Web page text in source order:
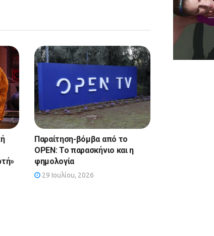
Παραίτηση-βόμβα από το
OPEN: Το παρασκήνιο και η
φημολογία
29 Ιουλίου, 2026